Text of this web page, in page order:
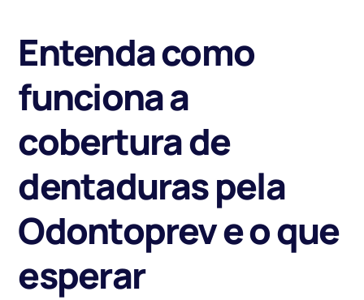
Entenda como
funciona a
cobertura de
dentaduras pela
Odontoprev e o que
esperar